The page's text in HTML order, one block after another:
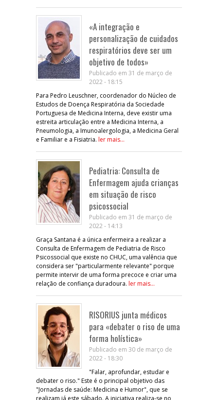
«A integração e
personalização de cuidados
respiratórios deve ser um
objetivo de todos»
Publicado em 31 de março de
2022 - 18:15
Para Pedro Leuschner, coordenador do Núcleo de
Estudos de Doença Respiratória da Sociedade
Portuguesa de Medicina Interna, deve existir uma
estreita articulação entre a Medicina Interna, a
Pneumologia, a Imunoalergologia, a Medicina Geral
e Familiar e a Fisiatria. ler mais...
Pediatria: Consulta de
Enfermagem ajuda crianças
em situação de risco
psicossocial
Publicado em 31 de março de
2022 - 14:13
Graça Santana é a única enfermeira a realizar a
Consulta de Enfermagem de Pediatria de Risco
Psicossocial que existe no CHUC, uma valência que
considera ser "particularmente relevante" porque
permite intervir de uma forma precoce e criar uma
relação de confiança duradoura. ler mais...
RISORIUS junta médicos
para «debater o riso de uma
forma holística»
Publicado em 30 de março de
2022 - 18:30
"Falar, aprofundar, estudar e
debater o riso." Este é o principal objetivo das
"Jornadas de saúde: Medicina e Humor", que se
realizam já este sábado. A iniciativa realiza-se no